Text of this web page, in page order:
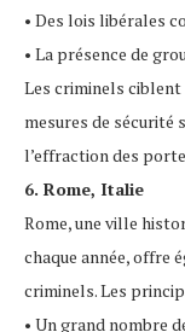
• Des lois libérales
• La présence de
Les criminels ciblent
mesures de sécurité
l’effraction des
6. Rome, Italie
Rome, une ville
chaque année, offre
criminels. Les
• Un grand nombre